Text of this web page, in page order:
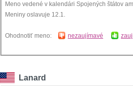
Meno vedené v kalendári Spojených štátov
Meniny oslavuje 12.1.
Ohodnotiť meno: nezaujímavé
Lanard